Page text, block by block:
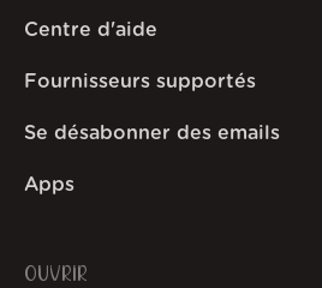
Centre d'aide
Fournisseurs supportés
Se désabonner des emails
Apps
OUVRIR